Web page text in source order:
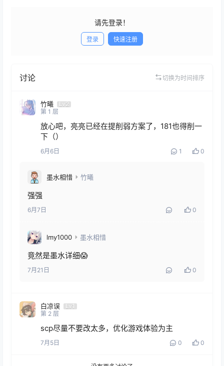
请先登录！
登录 快速注册
讨论 切换为时间排序
竹曦
Lv2
第 1 层
放心吧，亮亮已经在提削弱方案了，181也得削一
下（）
6月6日 1 0
墨水相惜 竹曦
强强
6月7日 0
lmy1000 墨水相惜
竟然是墨水详细😱
7月21日 0
白凉误
Lv1
第 2 层
scp尽量不要改太多，优化游戏体验为主
7月5日 0 0